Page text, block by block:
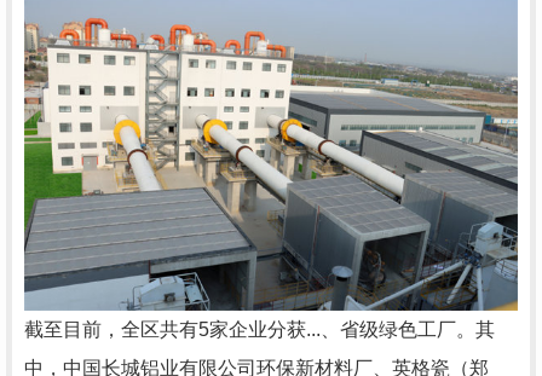
截至目前，全区共有5家企业分获...、省级绿色工厂。其
中，中国长城铝业有限公司环保新材料厂、英格瓷（郑